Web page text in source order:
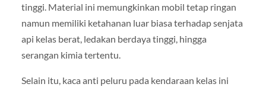
tinggi. Material ini memungkinkan mobil tetap ringan
namun memiliki ketahanan luar biasa terhadap senjata
api kelas berat, ledakan berdaya tinggi, hingga
serangan kimia tertentu.
Selain itu, kaca anti peluru pada kendaraan kelas ini